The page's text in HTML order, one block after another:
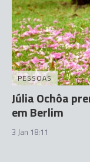
PESSOAS
Júlia Ochôa
em Berlim
3 Jan 18:11